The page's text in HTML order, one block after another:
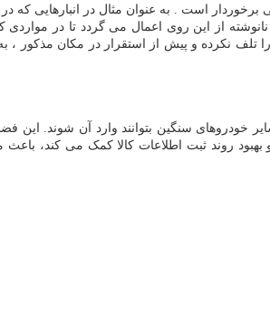
است . به عنوان مثال در انبارهایی که
قانون نانوشته از این روی اعمال می گردد تا در
تلف نکرده و پیش از استقرار در مکان مذکور ،
سنگین بتوانند وارد آن شوند. این
بهبود روند ثبت اطلاعات کالا کمک می کند،